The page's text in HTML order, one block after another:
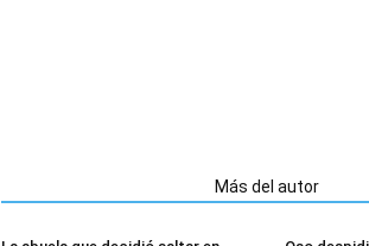
Más del autor